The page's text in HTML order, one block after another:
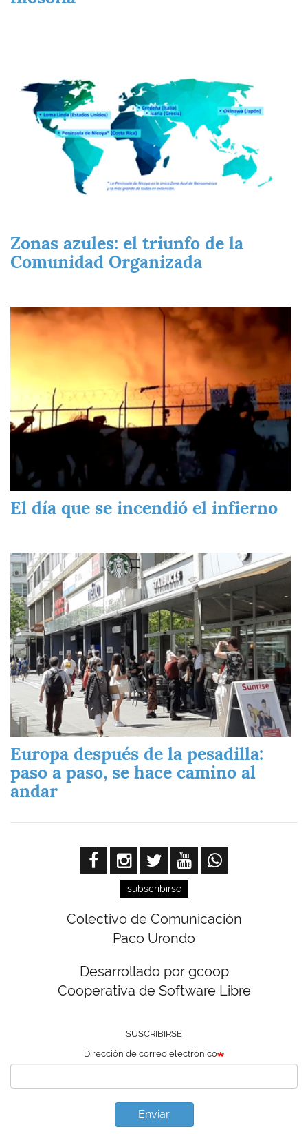
Zonas azules: el triunfo de la
Comunidad Organizada
Imagen
El día que se incendió el infierno
Imagen
Europa después de la pesadilla:
paso a paso, se hace camino al
andar
subscribirse
Colectivo de Comunicación
Paco Urondo
Desarrollado por gcoop
Cooperativa de Software Libre
SUSCRIBIRSE
Dirección de correo electrónico
Enviar